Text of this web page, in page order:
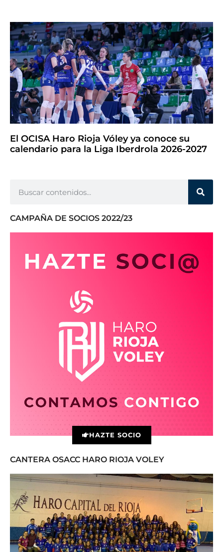
El OCISA Haro Rioja Vóley ya conoce su
calendario para la Liga Iberdrola 2026-2027
CAMPAÑA DE SOCIOS 2022/23
HAZTE SOCIO
CANTERA OSACC HARO RIOJA VOLEY